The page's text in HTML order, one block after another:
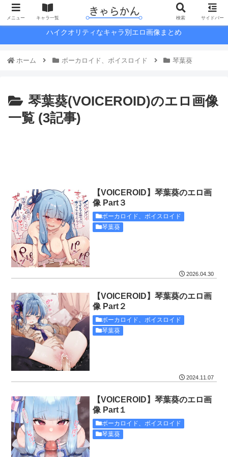
ハイクオリティなキャラ別エロ画像まとめ
ホーム ボーカロイド、ボイスロイド 琴葉葵
琴葉葵(VOICEROID)のエロ画像
一覧 (3記事)
【VOICEROID】琴葉葵のエロ画
像 Part３
ボーカロイド、ボイスロイド
琴葉葵
2026.04.30
【VOICEROID】琴葉葵のエロ画
像 Part２
ボーカロイド、ボイスロイド
琴葉葵
2024.11.07
【VOICEROID】琴葉葵のエロ画
像 Part１
ボーカロイド、ボイスロイド
琴葉葵
メニュー キャラ一覧 検索 サイドバー